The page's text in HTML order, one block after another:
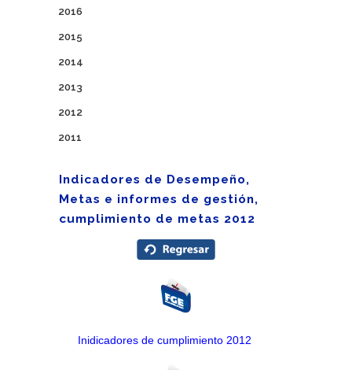
2016
2015
2014
2013
2012
2011
Indicadores de Desempeño,
Metas e informes de gestión,
cumplimiento de metas 2012
Inidicadores de cumplimiento 2012